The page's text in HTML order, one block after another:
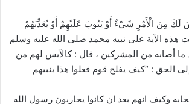
لَكَ مِنَ الْأَمْرِ شَيْءٌ أَوْ يَتُوبَ عَلَيْهِمْ أَوْ يُعَذِّبَهُمْ
هذه الآية على نبيه محمد صلى الله عليه وسلم
ما أصابه من المشركين ، قال : كالآيس لهم من
الحق : “كيف يفلح قوم فعلوا هذا بنبيهم
وكيف انهم بعد ان كانوا يحاربون رسول الله